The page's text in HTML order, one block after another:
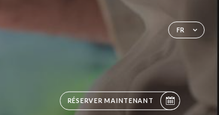
FR
RÉSERVER MAINTENANT